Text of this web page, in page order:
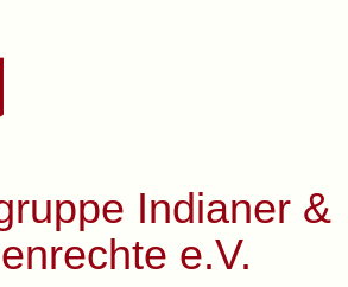
Indianer &
e.V.